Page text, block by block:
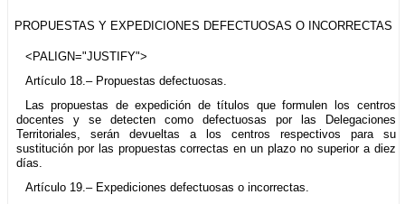
PROPUESTAS Y EXPEDICIONES DEFECTUOSAS O INCORRECTAS
<PALIGN="JUSTIFY">
Artículo 18.– Propuestas defectuosas.
Las propuestas de expedición de títulos que formulen los centros
docentes y se detecten como defectuosas por las Delegaciones
Territoriales, serán devueltas a los centros respectivos para su
sustitución por las propuestas correctas en un plazo no superior a diez
días.
Artículo 19.– Expediciones defectuosas o incorrectas.